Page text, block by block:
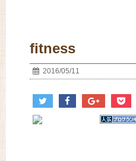
fitness
2016/05/11